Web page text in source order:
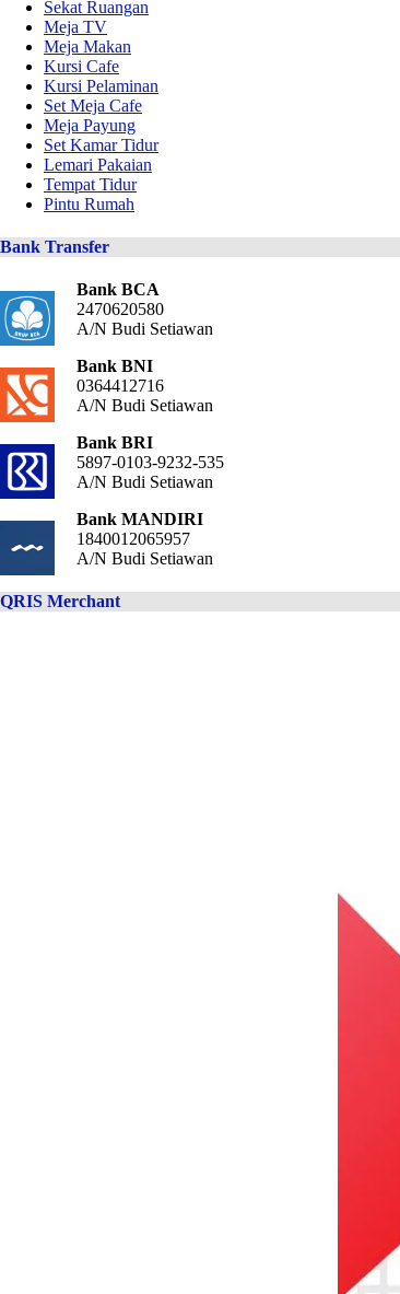
Sekat Ruangan
Meja TV
Meja Makan
Kursi Cafe
Kursi Pelaminan
Set Meja Cafe
Meja Payung
Set Kamar Tidur
Lemari Pakaian
Tempat Tidur
Pintu Rumah
Bank Transfer
Bank BCA
2470620580
A/N Budi Setiawan
Bank BNI
0364412716
A/N Budi Setiawan
Bank BRI
5897-0103-9232-535
A/N Budi Setiawan
Bank MANDIRI
1840012065957
A/N Budi Setiawan
QRIS Merchant